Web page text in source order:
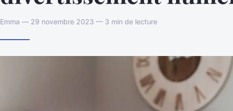
Emma — 29 novembre 2023 — 3 min de lecture